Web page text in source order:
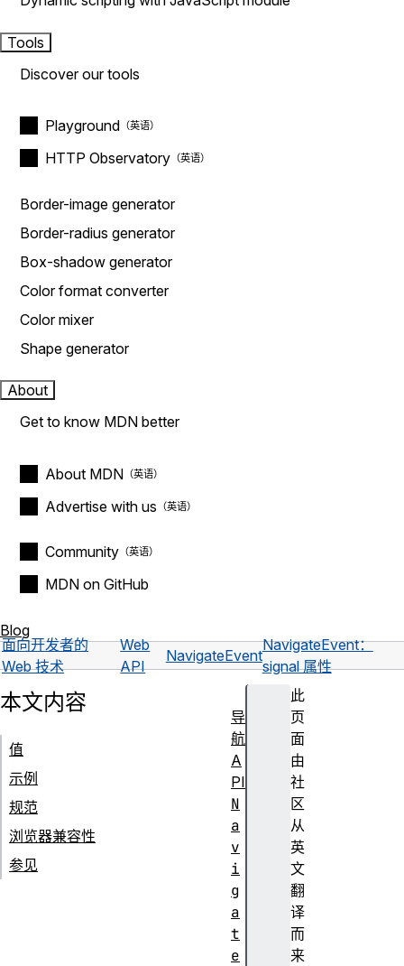
Tools
Discover our tools
Playground
HTTP Observatory
Border-image generator
Border-radius generator
Box-shadow generator
Color format converter
Color mixer
Shape generator
About
Get to know MDN better
About MDN
Advertise with us
Community
MDN on GitHub
Blog
面向开发者的
Web 技术
Web
API
NavigateEvent
NavigateEvent：
signal 属性
此
页
面
由
社
区
从
英
文
翻
译
而
来
本文内容
值
示例
规范
浏览器兼容性
参见
导
航
A
PI
N
a
v
i
g
a
t
e